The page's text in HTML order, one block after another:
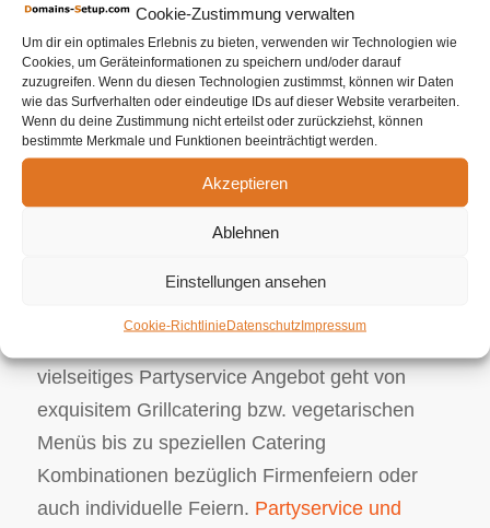
Cookie-Zustimmung verwalten
Um dir ein optimales Erlebnis zu bieten, verwenden wir Technologien wie
Cookies, um Geräteinformationen zu speichern und/oder darauf
zuzugreifen. Wenn du diesen Technologien zustimmst, können wir Daten
wie das Surfverhalten oder eindeutige IDs auf dieser Website verarbeiten.
Wenn du deine Zustimmung nicht erteilst oder zurückziehst, können
bestimmte Merkmale und Funktionen beeinträchtigt werden.
Akzeptieren
Ablehnen
Einstellungen ansehen
Cookie-RichtlinieDatenschutzImpressum
Unternehmen ein großer Stellenwert bezüglich
Bio sowie Nachhaltgigkeit gelegt. Unsere
naturbelassenen Lebensmittel werden sehr
sorgfältig geprüft und sind von zertifizierten
Anbietern. Wir als Ihr Partyservice entwickeln
Ihr persönliches Ereignis. Unabhängig davon,
ob es sich um ein Hochzeitscatering
beziehungsweise ein Firmenevent handelt, wir
als Ihr Caterer sind für Sie da, um all Ihre
vielseitiges Partyservice Angebot geht von
exquisitem Grillcatering bzw. vegetarischen
Menüs bis zu speziellen Catering
Kombinationen bezüglich Firmenfeiern oder
auch individuelle Feiern. Partyservice und